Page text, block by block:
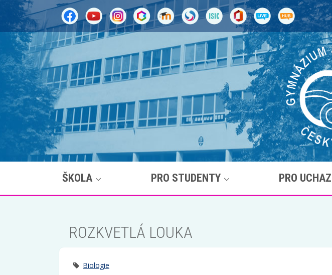
ŠKOLA PRO STUDENTY PRO
ROZKVETLÁ LOUKA
Biologie